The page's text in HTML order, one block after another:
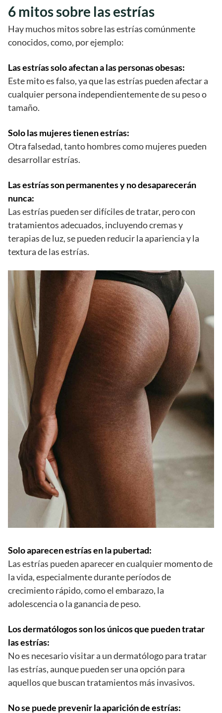
6 mitos sobre las estrías
Hay muchos mitos sobre las estrías comúnmente
conocidos, como, por ejemplo:
Las estrías solo afectan a las personas obesas:
Este mito es falso, ya que las estrías pueden afectar a
cualquier persona independientemente de su peso o
tamaño.
Solo las mujeres tienen estrías:
Otra falsedad, tanto hombres como mujeres pueden
desarrollar estrías.
Las estrías son permanentes y no desaparecerán
nunca:
Las estrías pueden ser difíciles de tratar, pero con
tratamientos adecuados, incluyendo cremas y
terapias de luz, se pueden reducir la apariencia y la
textura de las estrías.
Solo aparecen estrías en la pubertad:
Las estrías pueden aparecer en cualquier momento de
la vida, especialmente durante períodos de
crecimiento rápido, como el embarazo, la
adolescencia o la ganancia de peso.
Los dermatólogos son los únicos que pueden tratar
las estrías:
No es necesario visitar a un dermatólogo para tratar
las estrías, aunque pueden ser una opción para
aquellos que buscan tratamientos más invasivos.
No se puede prevenir la aparición de estrías: